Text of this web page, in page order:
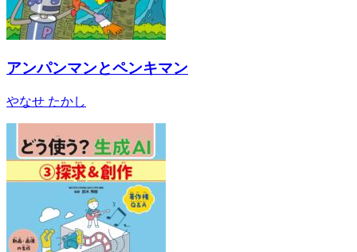
アンパンマンとペンキマン
やなせ たかし